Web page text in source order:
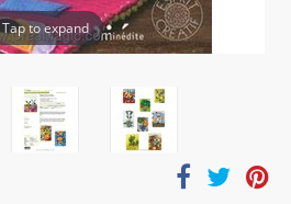
Tap to expand